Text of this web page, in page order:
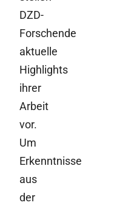
DZD-
Forschende
aktuelle
Highlights
ihrer
Arbeit
vor.
Um
Erkenntnisse
aus
der